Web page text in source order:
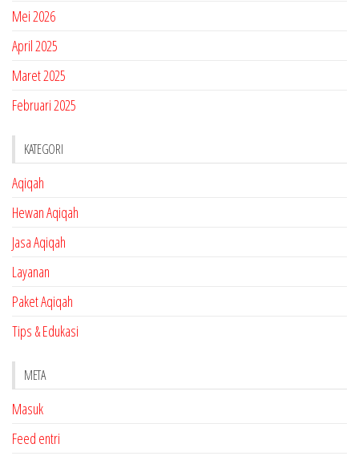
Mei 2026
April 2025
Maret 2025
Februari 2025
KATEGORI
Aqiqah
Hewan Aqiqah
Jasa Aqiqah
Layanan
Paket Aqiqah
Tips & Edukasi
META
Masuk
Feed entri